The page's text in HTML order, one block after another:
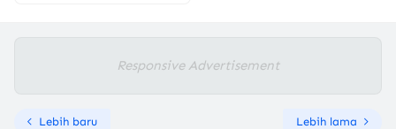
Responsive Advertisement
Lebih baru Lebih lama